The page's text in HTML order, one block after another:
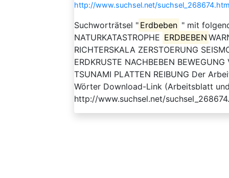
http://www.suchsel.net/
Suchworträtsel " Erdbeben " mit
NATURKATASTROPHE ERDBEBEN
RICHTERSKALA ZERSTOERUNG
ERDKRUSTE NACHBEBEN
TSUNAMI PLATTEN REIBUNG Der
Wörter Download-Link (Arbeitsblatt
http://www.suchsel.net/